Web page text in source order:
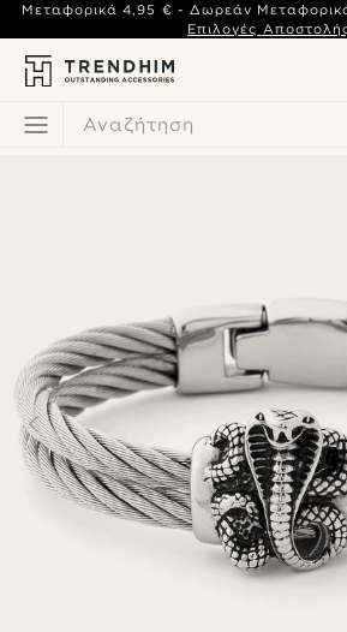
Αναζήτηση
Μεταφορικά 4,95 € - Δωρεάν
Επιλογές